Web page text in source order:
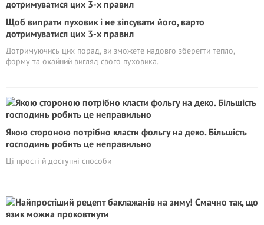
Щоб випрати пуховик і не зіпсувати його, варто
дотримуватися цих 3-х правил
Дотримуючись цих порад, ви зможете надовго зберегти тепло,
форму та охайний вигляд свого пуховика.
Якою стороною потрібно класти фольгу на деко. Більшість
господинь робить це неправильно
Ці прості й доступні способи